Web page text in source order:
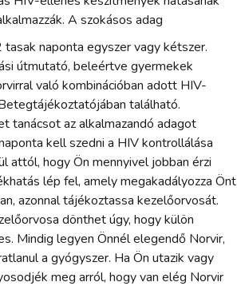
A szokásos adag
naponta egyszer vagy kétszer.
útmutató, beleértve gyermekek
való kombinációban adott HIV-
található.
tanácsot az alkalmazandó adagot
kell szedni a HIV kontrollálása
attól, hogy Ön mennyivel jobban érzi
lép fel, amely megakadályozza Önt
azonnal tájékoztassa kezelőorvosát.
dönthet úgy, hogy külön
Mindig legyen Önnél elegendő Norvir,
a gyógyszer. Ha Ön utazik vagy
meg arról, hogy van elég Norvir